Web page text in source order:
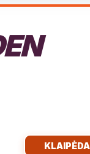
KLAIPĖDA